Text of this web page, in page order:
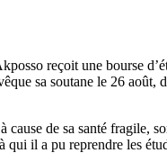
reçoit une bourse
sa soutane le 26
de sa santé fragile,
il a pu reprendre les